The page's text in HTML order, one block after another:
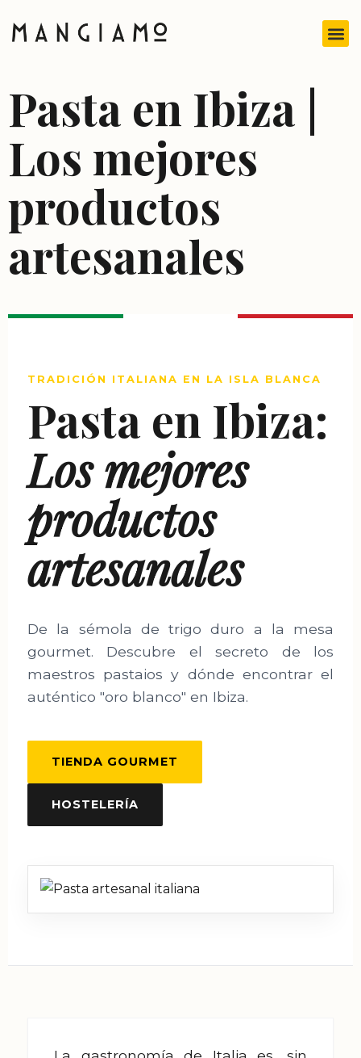
Pasta en Ibiza |
Los mejores
productos
artesanales
TRADICIÓN ITALIANA EN LA ISLA BLANCA
Pasta en Ibiza:
Los mejores
productos
artesanales
De la sémola de trigo duro a la mesa
gourmet. Descubre el secreto de los
maestros pastaios y dónde encontrar el
auténtico "oro blanco" en Ibiza.
TIENDA GOURMET
HOSTELERÍA